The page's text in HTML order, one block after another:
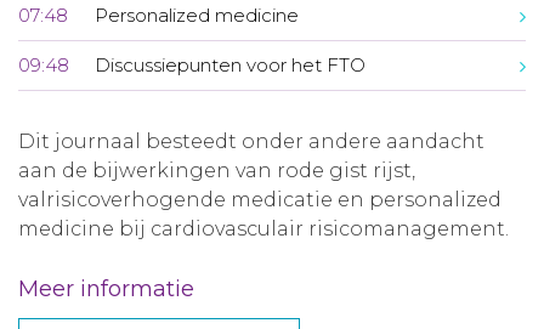
07:48 Personalized medicine
09:48 Discussiepunten voor het FTO
Dit journaal besteedt onder andere aandacht
aan de bijwerkingen van rode gist rijst,
valrisicoverhogende medicatie en personalized
medicine bij cardiovasculair risicomanagement.
Meer informatie